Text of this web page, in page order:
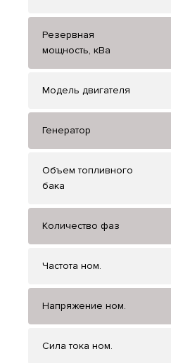
Резервная
мощность, кВа
Модель двигателя
Генератор
Объем топливного
бака
Количество фаз
Частота ном.
Напряжение ном.
Сила тока ном.